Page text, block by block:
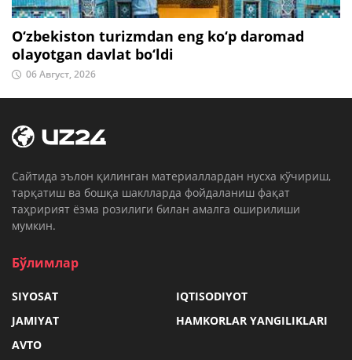
O‘zbekiston turizmdan eng ko‘p daromad
olayotgan davlat bo‘ldi
06 Август, 2026
Cайтида эълон қилинган материаллардан нусха кўчириш,
тарқатиш ва бошқа шаклларда фойдаланиш фақат
таҳририят ёзма розилиги билан амалга оширилиши
мумкин.
Бўлимлар
SIYOSAT
IQTISODIYOT
JAMIYAT
HAMKORLAR YANGILIKLARI
AVTO